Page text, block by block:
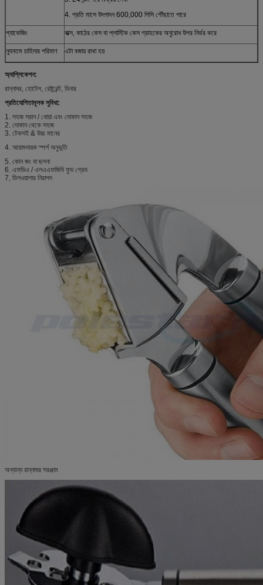
4. প্রতি মাসে উৎপাদন 600,000 পিসি পৌঁছাতে পারে
প্যাকেজিং বাক্স, কাঠের কেস বা প্লাস্টিক কেস গ্রাহকের অনুরোধ উপর নির্ভর করে
ন্যূনতম চাহিদার পরিমাণ এটা বজায় রাখা হয়
অ্যাপ্লিকেশন:
রান্নাঘর, হোটেল, রেষ্টুরেন্ট, ডিনার
প্রতিযোগিতামূলক সুবিধা:
1. সহজ সরান / ধোয়া এবং দোকান সহজ
2. দোকান থেকে সহজ
3. টেকসই & উচ্চ মানের
4. আরামদায়ক স্পর্শ অনুভূতি
5. কোন জং বা ছলনা
6. এফডিএ / এলএএফজিবি ফুড গ্রেড
7, ডিশওয়াশার নিরাপদ
অন্যান্য রান্নাঘর সরঞ্জাম